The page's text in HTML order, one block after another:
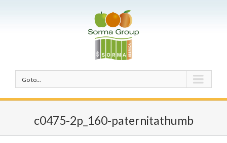
Go to...
c0475-2p_160-paternitathumb